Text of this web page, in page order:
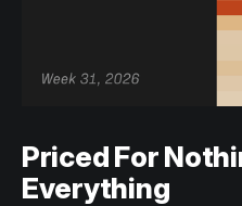
Priced For
Everything